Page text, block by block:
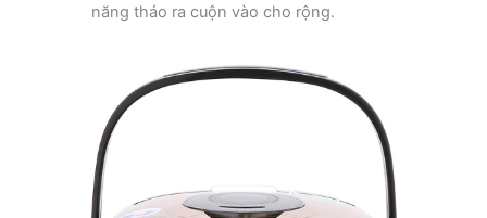
năng tháo ra cuộn vào cho rộng.